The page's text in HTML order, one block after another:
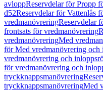
avloppReservdelar för Propp
d52Reservdelar för Vattenlås
vredmanövreringReservdelar
frontsats för vredmanövrering
vredmanövreringMed
för Med vredmanövrering och
vredmanövrering och
för vredmanövrering och
tryckknappsmanövrering
tryckknappsmanövreringMed